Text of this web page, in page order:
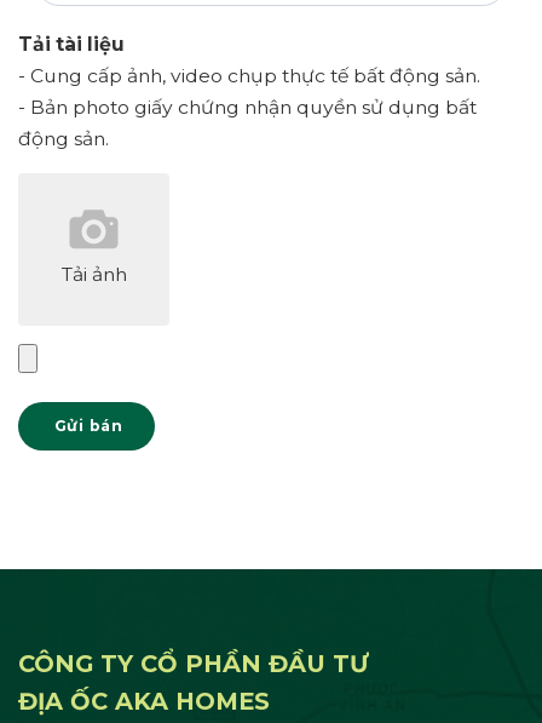
Tải tài liệu
- Cung cấp ảnh, video chụp thực tế bất động sản.
- Bản photo giấy chứng nhận quyền sử dụng bất
động sản.
Tải ảnh
Gửi bán
CÔNG TY CỔ PHẦN ĐẦU TƯ
ĐỊA ỐC AKA HOMES